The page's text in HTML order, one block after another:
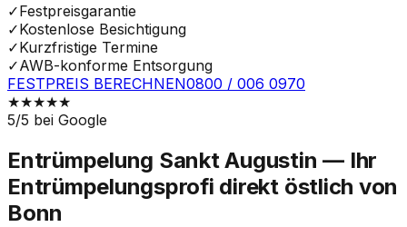
✓Festpreisgarantie
✓Kostenlose Besichtigung
✓Kurzfristige Termine
✓AWB-konforme Entsorgung
FESTPREIS BERECHNEN0800 / 006 0970
★★★★★
5/5 bei Google
Entrümpelung Sankt Augustin — Ihr
Entrümpelungsprofi direkt östlich von
Bonn